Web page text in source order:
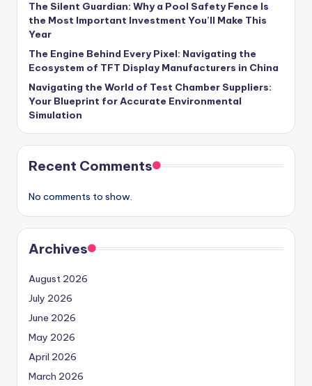
The Silent Guardian: Why a Pool Safety Fence Is
the Most Important Investment You’ll Make This
Year
The Engine Behind Every Pixel: Navigating the
Ecosystem of TFT Display Manufacturers in China
Navigating the World of Test Chamber Suppliers:
Your Blueprint for Accurate Environmental
Simulation
Recent Comments
No comments to show.
Archives
August 2026
July 2026
June 2026
May 2026
April 2026
March 2026